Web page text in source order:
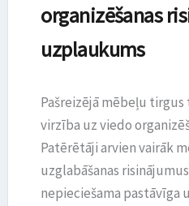
organizēšanas
uzplaukums
Pašreizējā mēbeļu
virzība uz viedo
Patērētāji arvien vairāk
uzglabāšanas
nepieciešama pastāvīga